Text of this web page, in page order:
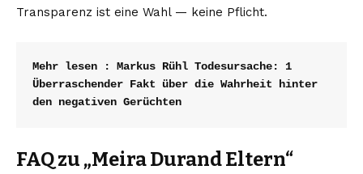
Transparenz ist eine Wahl — keine Pflicht.
Mehr lesen : Markus Rühl Todesursache: 1
Überraschender Fakt über die Wahrheit hinter
den negativen Gerüchten
FAQ zu „Meira Durand Eltern“